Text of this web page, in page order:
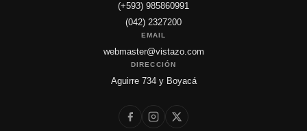
(+593) 985860991
(042) 2327200
EMAIL
webmaster@vistazo.com
DIRECCIÓN
Aguirre 734 y Boyacá